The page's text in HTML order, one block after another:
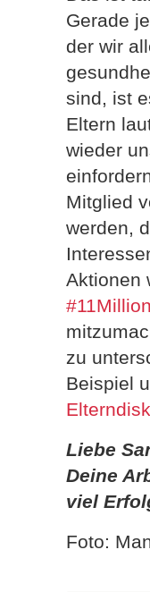
Gerade
der wir
sind, ist
Eltern
wieder
Mitglied
werden,
Aktionen
zu
Beispiel
Liebe
Deine
viel
Foto: